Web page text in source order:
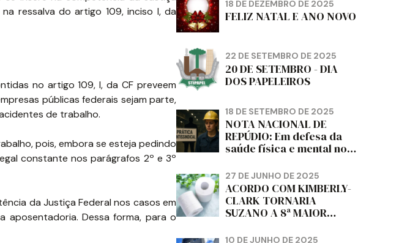
ressalva do artigo 109, inciso I, da
no artigo 109, I, da CF preveem
públicas federais sejam parte,
de trabalho.
pois, embora se esteja pedindo
constante nos parágrafos 2º e 3º
da Justiça Federal nos casos em
aposentadoria. Dessa forma, para o
18 DE DEZEMBRO DE 2025
FELIZ NATAL E ANO NOVO
22 DE SETEMBRO DE 2025
20 DE SETEMBRO - DIA
DOS PAPELEIROS
18 DE SETEMBRO DE 2025
NOTA NACIONAL DE
REPÚDIO: Em defesa da
saúde física e mental no
da dignidade sindical.
27 DE JUNHO DE 2025
ACORDO COM KIMBERLY-
CLARK TORNARIA
SUZANO A 8ª MAIOR
HIGIÊNICO DO MUNDO,
10 DE JUNHO DE 2025